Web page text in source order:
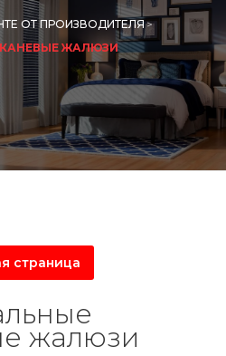
ОТ ПРОИЗВОДИТЕЛЯ>
ЖАЛЮЗИ
страница
жалюзи